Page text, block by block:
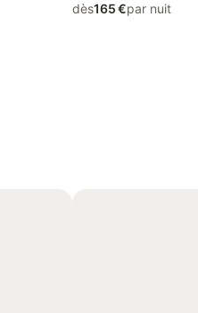
dès165 €par nuit